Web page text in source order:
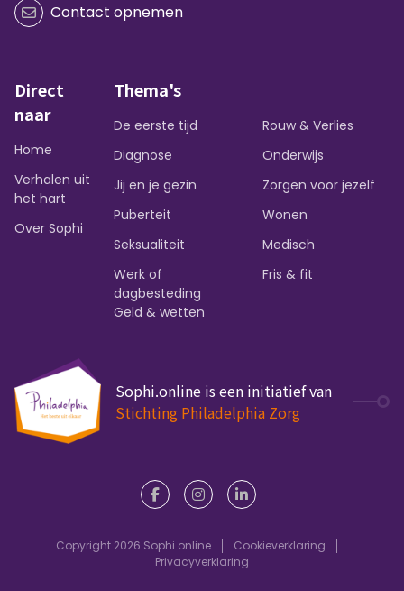
Contact opnemen
Direct
naar
Home
Verhalen uit
het hart
Over Sophi
Thema's
De eerste tijd
Diagnose
Jij en je gezin
Puberteit
Seksualiteit
Werk of
dagbesteding
Rouw & Verlies
Onderwijs
Zorgen voor jezelf
Wonen
Medisch
Fris & fit
Geld & wetten
Sophi.online is een initiatief van
Stichting Philadelphia Zorg
Copyright 2026 Sophi.online
Cookieverklaring
Privacyverklaring